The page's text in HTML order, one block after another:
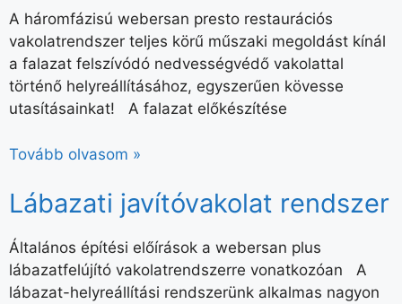
A háromfázisú webersan presto restaurációs
vakolatrendszer teljes körű műszaki megoldást kínál
a falazat felszívódó nedvességvédő vakolattal
történő helyreállításához, egyszerűen kövesse
utasításainkat! A falazat előkészítése
Tovább olvasom »
Lábazati javítóvakolat rendszer
Általános építési előírások a webersan plus
lábazatfelújító vakolatrendszerre vonatkozóan A
lábazat-helyreállítási rendszerünk alkalmas nagyon